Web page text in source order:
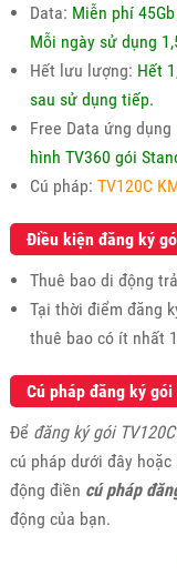
Data: Miễn phí
Mỗi ngày sử dụng
Hết lưu lượng: Hết
sau sử dụng tiếp.
Free Data ứng dụng
hình TV360 gói
Cú pháp: TV120C
Điều kiện đăng ký
Thuê bao di động
Tại thời điểm đăng
thuê bao có ít nhất
Cú pháp đăng ký
Để đăng ký gói
cú pháp dưới đây
động điền cú pháp
động của bạn.